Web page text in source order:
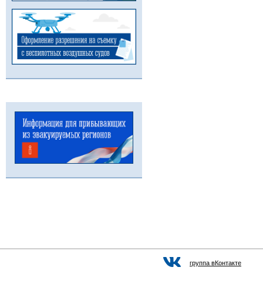
группа вКонтакте